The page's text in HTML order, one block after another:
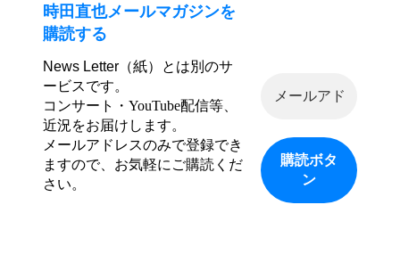
時田直也メールマガジンを
購読する
News Letter（紙）とは別のサ
ービスです。
コンサート・YouTube配信等、
近況をお届けします。
メールアドレスのみで登録でき
ますので、お気軽にご購読くだ
さい。